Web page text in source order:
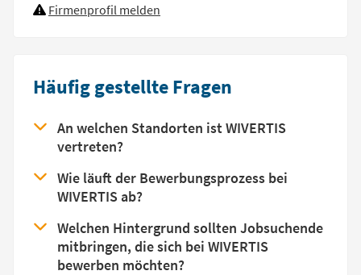
Firmenprofil melden
Häufig gestellte Fragen
An welchen Standorten ist WIVERTIS
vertreten?
Wie läuft der Bewerbungsprozess bei
WIVERTIS ab?
Welchen Hintergrund sollten Jobsuchende
mitbringen, die sich bei WIVERTIS
bewerben möchten?